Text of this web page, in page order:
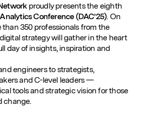
proudly presents the eighth
Conference(DAC’25). On
than 350 professionals from the
strategy will gather in the heart
day of insights, inspiration and
engineers to strategists,
and C-level leaders —
tools and strategic vision for those
change.